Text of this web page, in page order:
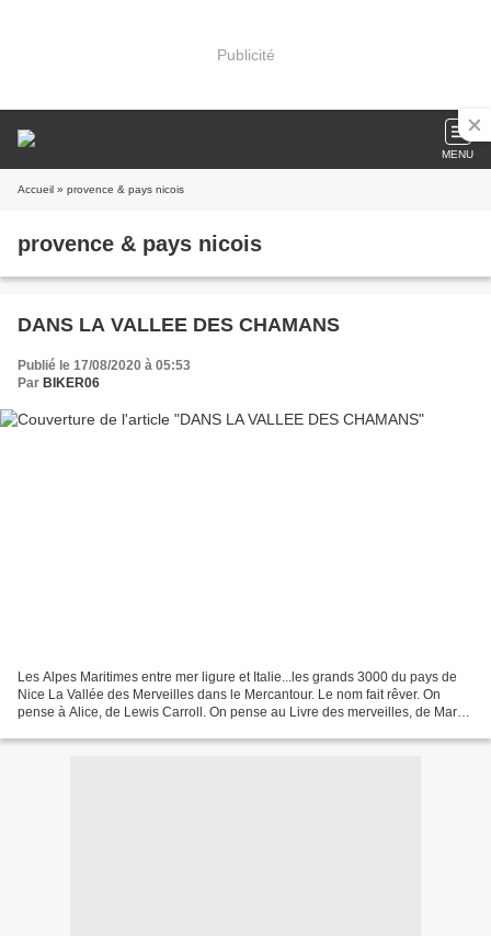
Publicité
MENU
Accueil » provence & pays nicois
provence & pays nicois
DANS LA VALLEE DES CHAMANS
Publié le 17/08/2020 à 05:53
Par BIKER06
Les Alpes Maritimes entre mer ligure et Italie...les grands 3000 du pays de
Nice La Vallée des Merveilles dans le Mercantour. Le nom fait rêver. On
pense à Alice, de Lewis Carroll. On pense au Livre des merveilles, de Marco